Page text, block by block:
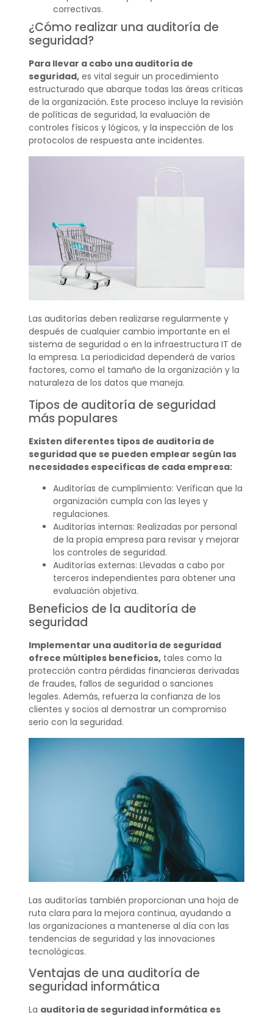
correctivas.
¿Cómo realizar una auditoría de
seguridad?
Para llevar a cabo una auditoría de
seguridad,es vital seguir un procedimiento
estructurado que abarque todas las áreas críticas
de la organización. Este proceso incluye la revisión
de políticas de seguridad, la evaluación de
controles físicos y lógicos, y la inspección de los
protocolos de respuesta ante incidentes.
Las auditorías deben realizarse regularmente y
después de cualquier cambio importante en el
sistema de seguridad o en la infraestructura IT de
la empresa. La periodicidad dependerá de varios
factores, como el tamaño de la organización y la
naturaleza de los datos que maneja.
Tipos de auditoría de seguridad
más populares
Existen diferentes tipos de auditoría de
seguridad que se pueden emplear según las
necesidades específicas de cada empresa:
Auditorías de cumplimiento: Verifican que la
organización cumpla con las leyes y
regulaciones.
Auditorías internas: Realizadas por personal
de la propia empresa para revisar y mejorar
los controles de seguridad.
Auditorías externas: Llevadas a cabo por
terceros independientes para obtener una
evaluación objetiva.
Beneficios de la auditoría de
seguridad
Implementar una auditoría de seguridad
ofrece múltiples beneficios,tales como la
protección contra pérdidas financieras derivadas
de fraudes, fallos de seguridad o sanciones
legales. Además, refuerza la confianza de los
clientes y socios al demostrar un compromiso
serio con la seguridad.
Las auditorías también proporcionan una hoja de
ruta clara para la mejora continua, ayudando a
las organizaciones a mantenerse al día con las
tendencias de seguridad y las innovaciones
tecnológicas.
Ventajas de una auditoría de
seguridad informática
La auditoría de seguridad informática es